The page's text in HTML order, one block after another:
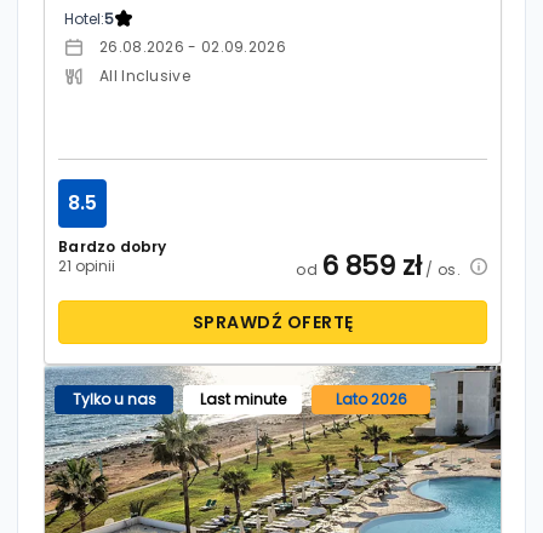
Hotel:5
26.08.2026 - 02.09.2026
All Inclusive
Bardzo dobry
21 opinii
8.5
od 6 859 zł/ os.
SPRAWDŹ OFERTĘ
Tylko u nas Last minute Lato 2026